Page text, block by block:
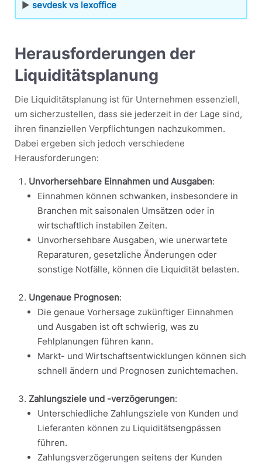
▶ sevdesk vs lexoffice
Herausforderungen der
Liquiditätsplanung
Die Liquiditätsplanung ist für Unternehmen essenziell,
um sicherzustellen, dass sie jederzeit in der Lage sind,
ihren finanziellen Verpflichtungen nachzukommen.
Dabei ergeben sich jedoch verschiedene
Herausforderungen:
Unvorhersehbare Einnahmen und Ausgaben:
Einnahmen können schwanken, insbesondere in
Branchen mit saisonalen Umsätzen oder in
wirtschaftlich instabilen Zeiten.
Unvorhersehbare Ausgaben, wie unerwartete
Reparaturen, gesetzliche Änderungen oder
sonstige Notfälle, können die Liquidität belasten.
Ungenaue Prognosen:
Die genaue Vorhersage zukünftiger Einnahmen
und Ausgaben ist oft schwierig, was zu
Fehlplanungen führen kann.
Markt- und Wirtschaftsentwicklungen können sich
schnell ändern und Prognosen zunichtemachen.
Zahlungsziele und -verzögerungen:
Unterschiedliche Zahlungsziele von Kunden und
Lieferanten können zu Liquiditätsengpässen
führen.
Zahlungsverzögerungen seitens der Kunden